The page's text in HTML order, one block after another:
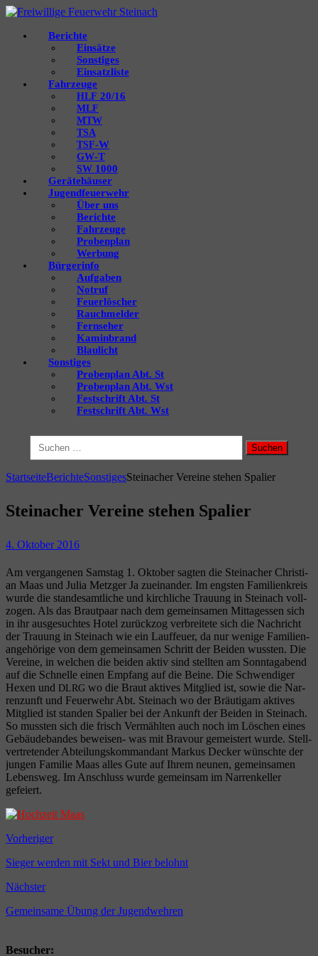
Berichte
Einsätze
Sonstiges
Einsatzliste
Fahrzeuge
HLF 20/16
MLF
MTW
TSA
TSF‑W
GW‑T
SW 1000
Gerätehäuser
Jugendfeuerwehr
Über uns
Berichte
Fahrzeuge
Probenplan
Werbung
Bürgerinfo
Aufgaben
Notruf
Feuerlöscher
Rauchmelder
Fernseher
Kaminbrand
Blaulicht
Sonstiges
Probenplan Abt. St
Probenplan Abt. Wst
Festschrift Abt. St
Festschrift Abt. Wst
nach:
StartseiteBerichteSonstigesSteinacher Vereine stehen Spalier
Steinacher Vereine stehen Spalier
4. Oktober 2016
Am ver­gan­ge­nen Sams­tag 1. Okto­ber sag­ten die Steinacher Chris­ti­
an Maas und Julia Metz­ger Ja zuein­an­der. Im engs­ten Fami­li­en­kreis
wur­de die stan­des­amt­li­che und kirch­li­che Trau­ung in Stein­ach voll­
zo­gen. Als das Braut­paar nach dem gemein­sa­men Mit­tag­essen sich
in ihr aus­ge­such­tes Hotel zurück­zog ver­brei­te­te sich die Nach­richt
der Trau­ung in Stein­ach wie ein Lauf­feu­er, da nur weni­ge Fami­li­en­
an­ge­hö­ri­ge von dem gemein­sa­men Schritt der Bei­den wuss­ten. Die
Ver­ei­ne, in wel­chen die bei­den aktiv sind stell­ten am Sonn­tag­abend
auf die Schnel­le einen Emp­fang auf die Bei­ne. Die Schwen­di­ger
Hexen und DLRG wo die Braut akti­ves Mit­glied ist, sowie die Nar­
ren­zunft und Feu­er­wehr Abt. Stein­ach wo der Bräu­ti­gam akti­ves
Mit­glied ist stan­den Spa­lier bei der Ankunft der Bei­den in Stein­ach.
So muss­ten sich die frisch Ver­mähl­ten auch noch im Löschen eines
Gebäu­de­ban­des bewei­sen- was mit Bra­vour gemeis­tert wur­de. Stell­
ver­tre­ten­der Abtei­lungs­kom­man­dant Mar­kus Decker wünsch­te der
jun­gen Fami­lie Maas alles Gute auf Ihrem neu­nen, gemein­sa­men
Lebens­weg. Im Anschluss wur­de gemein­sam im Nar­ren­kel­ler
gefeiert.
Vorheriger
Sieger werden mit Sekt und Bier belohnt
Nächster
Gemeinsame Übung der Jugendwehren
Besucher: